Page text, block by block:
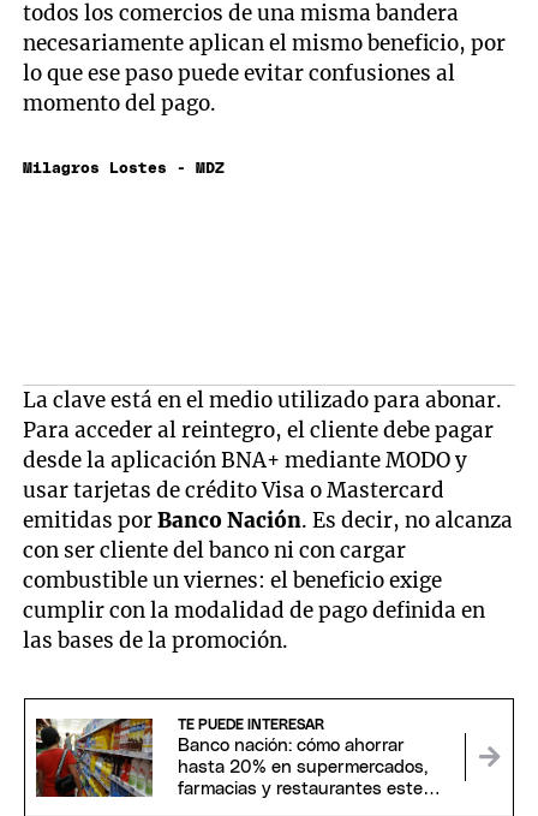
todos los comercios de una misma bandera
necesariamente aplican el mismo beneficio, por
lo que ese paso puede evitar confusiones al
momento del pago.
Milagros Lostes - MDZ
La clave está en el medio utilizado para abonar.
Para acceder al reintegro, el cliente debe pagar
desde la aplicación BNA+ mediante MODO y
usar tarjetas de crédito Visa o Mastercard
emitidas porBanco Nación. Es decir, no alcanza
con ser cliente del banco ni con cargar
combustible un viernes: el beneficio exige
cumplir con la modalidad de pago definida en
las bases de la promoción.
TE PUEDE INTERESAR
Banco nación: cómo ahorrar
hasta 20% en supermercados,
farmacias y restaurantes este